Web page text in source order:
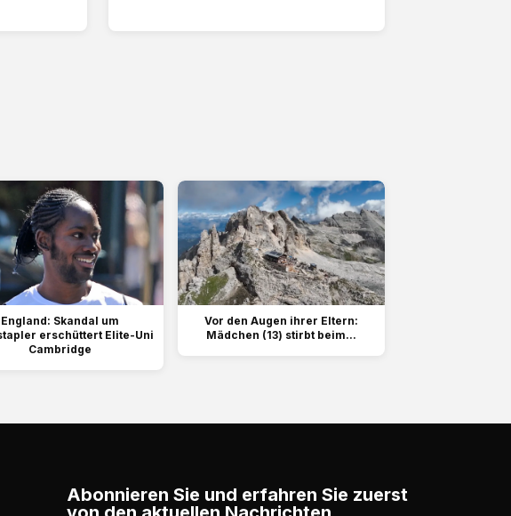
England: Skandal um
erschüttert Elite-Uni
Cambridge
Vor den Augen ihrer Eltern:
Mädchen (13) stirbt beim...
Abonnieren Sie und erfahren Sie zuerst